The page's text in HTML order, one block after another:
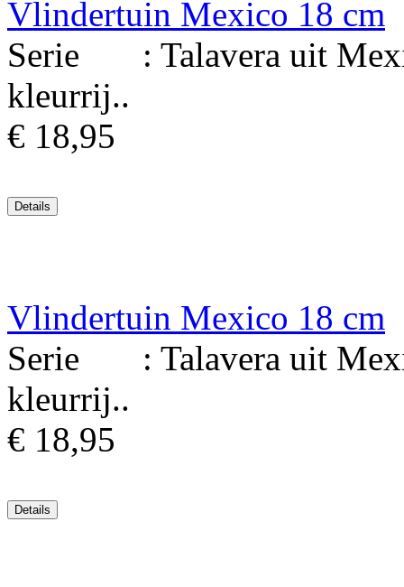
Vlindertuin Mexico 18 cm
Serie : Talavera uit
kleurrij..
€ 18,95
Vlindertuin Mexico 18 cm
Serie : Talavera uit
kleurrij..
€ 18,95